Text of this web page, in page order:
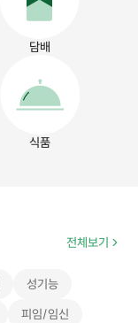
담배
식품
전체보기
성기능
피임/임신